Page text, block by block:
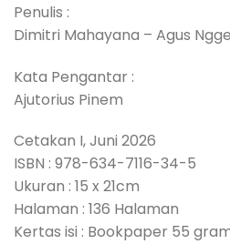
Penulis :
Dimitri Mahayana – Agus
Kata Pengantar :
Ajutorius Pinem
Cetakan I, Juni 2026
ISBN : 978-634-7116-34-5
Ukuran : 15 x 21cm
Halaman : 136 Halaman
Kertas isi : Bookpaper 55